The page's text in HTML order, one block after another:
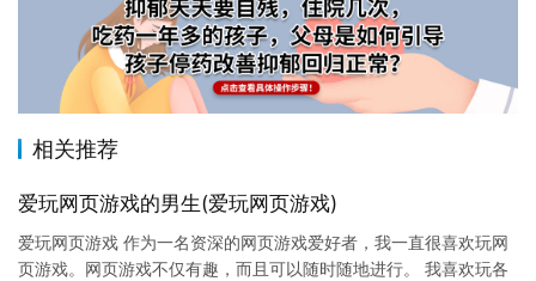
相关推荐
爱玩网页游戏的男生(爱玩网页游戏)
爱玩网页游戏 作为一名资深的网页游戏爱好者，我一直很喜欢玩网
页游戏。网页游戏不仅有趣，而且可以随时随地进行。 我喜欢玩各